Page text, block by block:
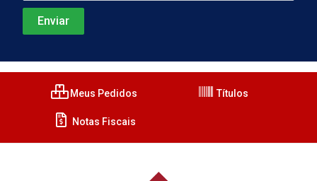
Meus Pedidos Títulos
Notas Fiscais